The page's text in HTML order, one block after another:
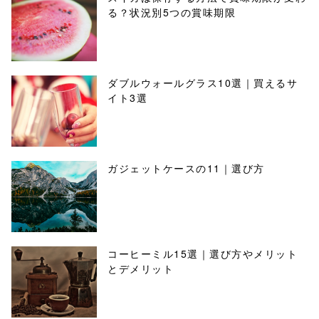
る？状況別5つの賞味期限
ダブルウォールグラス10選｜買えるサ
イト3選
ガジェットケースの11｜選び方
コーヒーミル15選｜選び方やメリット
とデメリット